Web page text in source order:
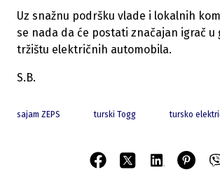
Uz snažnu podršku vlade i lokalnih
se nada da će postati značajan igrač u
tržištu električnih automobila.
S.B.
sajam ZEPS turski Togg tursko